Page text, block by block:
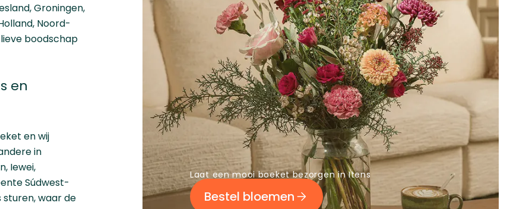
,Groningen,
, Noord-
boodschap
en
en wij
in
Iewei,
Súdwest-
sturen, waar de
Laat een mooi boeket bezorgen in Itens
Bestel bloemen